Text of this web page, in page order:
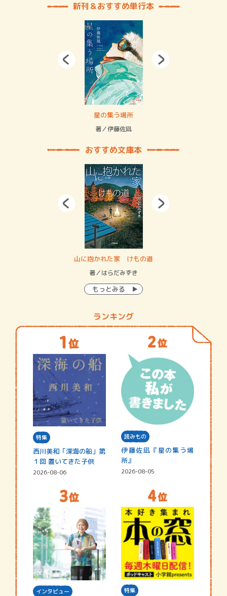
新刊＆おすすめ単行本
星の集う場所
著／伊藤佐凪
おすすめ文庫本
山に抱かれた家 けもの道
著／はらだみずき
もっとみる
ランキング
特集
西川美和「深海の船」第
１回 置いてきた子供
2026-08-06
読みもの
伊藤佐凪『星の集う場
所』
2026-08-05
インタビュー 特集